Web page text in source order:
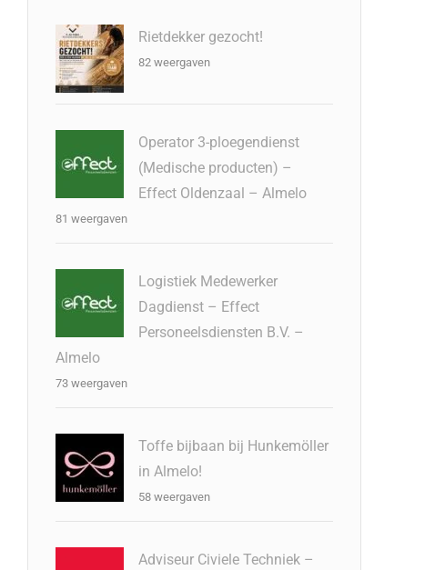
Rietdekker gezocht!
82 weergaven
Operator 3-ploegendienst
(Medische producten) –
Effect Oldenzaal – Almelo
81 weergaven
Logistiek Medewerker
Dagdienst – Effect
Personeelsdiensten B.V. –
Almelo
73 weergaven
Toffe bijbaan bij Hunkemöller
in Almelo!
58 weergaven
Adviseur Civiele Techniek –